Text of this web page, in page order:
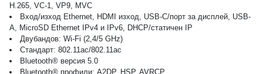
H.265, VC-1, VP9, MVC
Вход/изход Ethernet, HDMI изход, USB-C/порт за дисплей, USB-
A, MicroSD Ethernet IPv4 и IPv6, DHCP/статичен IP
Двубандов: Wi-Fi (2,4/5 GHz)
Стандарт: 802.11ac/802.11ac
Bluetooth® версия 5.0
Bluetooth® профили: A2DP, HSP, AVRCP